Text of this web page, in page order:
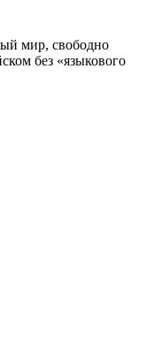
мир, свободно
без «языкового